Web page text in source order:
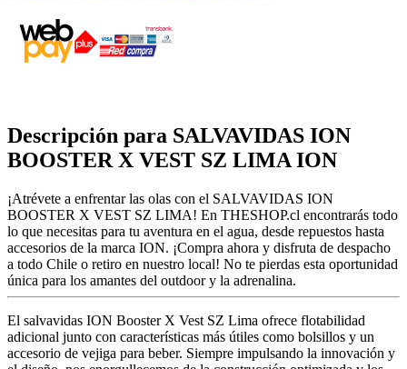
Descripción para SALVAVIDAS ION
BOOSTER X VEST SZ LIMA ION
¡Atrévete a enfrentar las olas con el SALVAVIDAS ION
BOOSTER X VEST SZ LIMA! En THESHOP.cl encontrarás todo
lo que necesitas para tu aventura en el agua, desde repuestos hasta
accesorios de la marca ION. ¡Compra ahora y disfruta de despacho
a todo Chile o retiro en nuestro local! No te pierdas esta oportunidad
única para los amantes del outdoor y la adrenalina.
El salvavidas ION Booster X Vest SZ Lima ofrece flotabilidad
adicional junto con características más útiles como bolsillos y un
accesorio de vejiga para beber. Siempre impulsando la innovación y